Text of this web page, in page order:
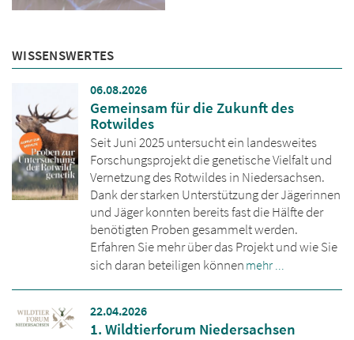
WISSENSWERTES
06.08.2026
Gemeinsam für die Zukunft des
Rotwildes
Seit Juni 2025 untersucht ein landesweites
Forschungsprojekt die genetische Vielfalt und
Vernetzung des Rotwildes in Niedersachsen.
Dank der starken Unterstützung der Jägerinnen
und Jäger konnten bereits fast die Hälfte der
benötigten Proben gesammelt werden.
Erfahren Sie mehr über das Projekt und wie Sie
sich daran beteiligen können mehr ...
22.04.2026
1. Wildtierforum Niedersachsen